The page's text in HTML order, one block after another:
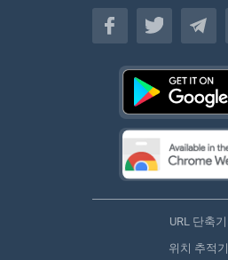
한국인
URL 단축기
위치 추적기